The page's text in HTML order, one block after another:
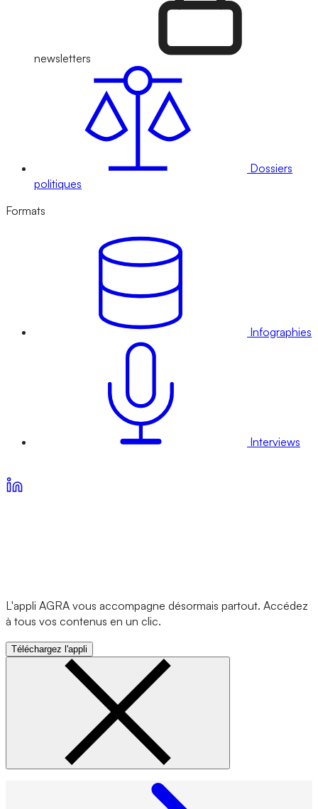
newsletters
Dossiers
politiques
Formats
Infographies
Interviews
L'appli AGRA vous accompagne désormais partout. Accédez
à tous vos contenus en un clic.
Téléchargez l'appli